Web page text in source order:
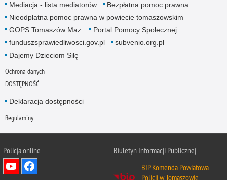
Mediacja - lista mediatorów
Bezpłatna pomoc prawna
Nieodpłatna pomoc prawna w powiecie tomaszowskim
GOPS Tomaszów Maz.
Portal Pomocy Społecznej
funduszsprawiedliwosci.gov.pl
subvenio.org.pl
Dajemy Dzieciom Siłę
Ochrona danych
DOSTĘPNOŚĆ
Deklaracja dostępności
Regulaminy
Policja online
Biuletyn Informacji Publicznej
BIP Komenda Powiatowa
Policji w Tomaszowie